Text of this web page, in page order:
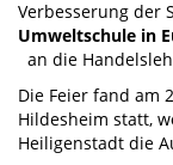
Verbesserung der
Umweltschule in
an die
Die Feier fand am
Hildesheim statt,
Heiligenstadt die